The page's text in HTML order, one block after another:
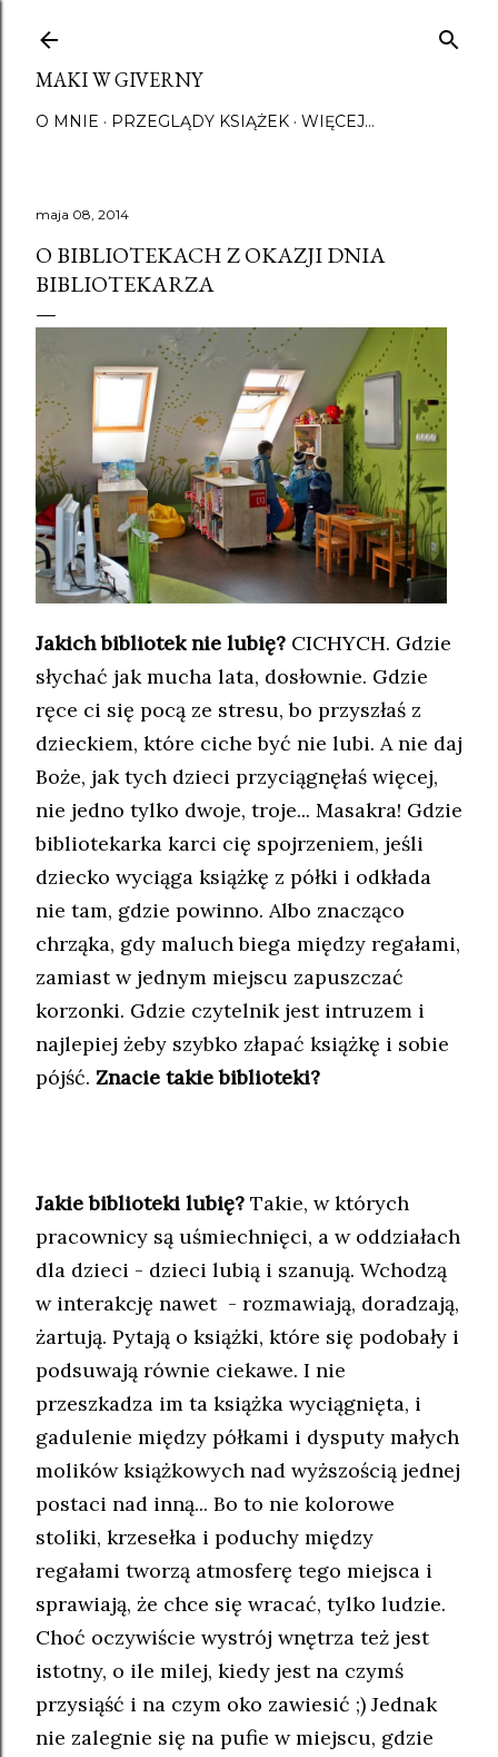
MAKI W GIVERNY
O MNIE PRZEGLĄDY KSIĄŻEK WIĘCEJ…
maja 08, 2014
O BIBLIOTEKACH Z OKAZJI DNIA
BIBLIOTEKARZA
Jakich bibliotek nie lubię? CICHYCH. Gdzie
słychać jak mucha lata, dosłownie. Gdzie
ręce ci się pocą ze stresu, bo przyszłaś z
dzieckiem, które ciche być nie lubi. A nie daj
Boże, jak tych dzieci przyciągnęłaś więcej,
nie jedno tylko dwoje, troje... Masakra! Gdzie
bibliotekarka karci cię spojrzeniem, jeśli
dziecko wyciąga książkę z półki i odkłada
nie tam, gdzie powinno. Albo znacząco
chrząka, gdy maluch biega między regałami,
zamiast w jednym miejscu zapuszczać
korzonki. Gdzie czytelnik jest intruzem i
najlepiej żeby szybko złapać książkę i sobie
pójść. Znacie takie biblioteki?
Jakie biblioteki lubię? Takie, w których
pracownicy są uśmiechnięci, a w oddziałach
dla dzieci - dzieci lubią i szanują. Wchodzą
w interakcję nawet - rozmawiają, doradzają,
żartują. Pytają o książki, które się podobały i
podsuwają równie ciekawe. I nie
przeszkadza im ta książka wyciągnięta, i
gadulenie między półkami i dysputy małych
molików książkowych nad wyższością jednej
postaci nad inną... Bo to nie kolorowe
stoliki, krzesełka i poduchy między
regałami tworzą atmosferę tego miejsca i
sprawiają, że chce się wracać, tylko ludzie.
Choć oczywiście wystrój wnętrza też jest
istotny, o ile milej, kiedy jest na czymś
przysiąść i na czym oko zawiesić ;) Jednak
nie zalegnie się na pufie w miejscu, gdzie